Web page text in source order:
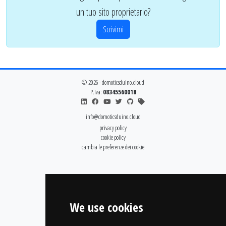
We use cookies
un tuo sito proprietario?
Scrivimi
© 2026 - domoticsduino.cloud
P.Iva: 08345560018
info@domoticsduino.cloud
privacy policy
cookie policy
cambia le preferenze dei cookie